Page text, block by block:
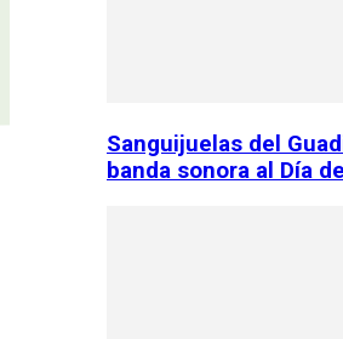
Sanguijuelas del
banda sonora al Día